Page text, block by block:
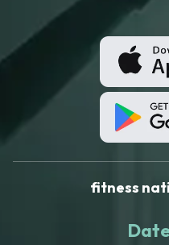
fitness